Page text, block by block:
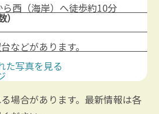
西（海岸）へ徒歩約10分
などがあります。
た写真を見る
場合があります。最新情報は各